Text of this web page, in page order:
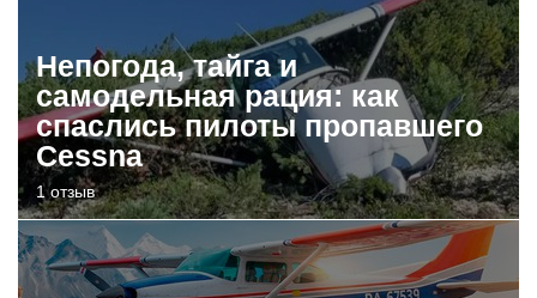
Непогода, тайга и
самодельная рация: как
спаслись пилоты пропавшего
Cessna
1 отзыв